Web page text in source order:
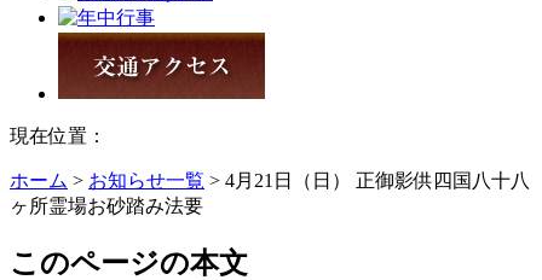
現在位置：
ホーム > お知らせ一覧 > 4月21日（日） 正御影供四国八十八
ヶ所霊場お砂踏み法要
このページの本文